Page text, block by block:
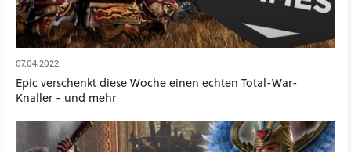
07.04.2022
Epic verschenkt diese Woche einen echten Total-War-
Knaller - und mehr